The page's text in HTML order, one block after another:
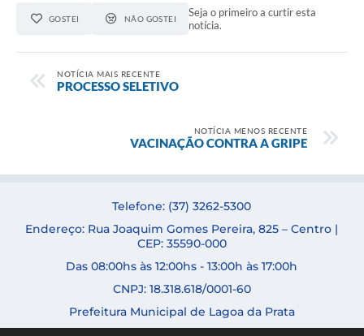
GOSTEI NÃO GOSTEI
Seja o primeiro a curtir esta
notícia.
NOTÍCIA MAIS RECENTE
PROCESSO SELETIVO
NOTÍCIA MENOS RECENTE
VACINAÇÃO CONTRA A GRIPE
Telefone: (37) 3262-5300
Endereço: Rua Joaquim Gomes Pereira, 825 – Centro |
CEP: 35590-000
Das 08:00hs às 12:00hs - 13:00h às 17:00h
CNPJ: 18.318.618/0001-60
Prefeitura Municipal de Lagoa da Prata